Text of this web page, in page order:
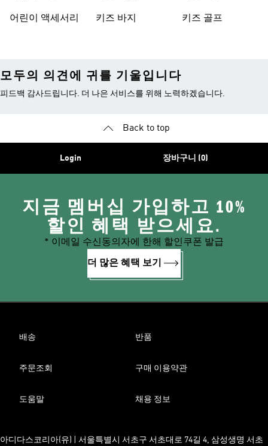
어린이 액세서리 키즈 바지 키즈 골프
모두의 의견에 귀를 기울입니다
피드백 감사드립니다. 더 나은 서비스를 위해 노력하겠습니다.
Back to top
Login 장바구니 (0)
지금 멤버십 가입하고 10%
할인 혜택 받으세요.
* 이메일 수신동의자에 한해 할인쿠폰 발급
더 많은 혜택 보기
배송 반품
주문조회 구매 이용약관
도움말 채용 정보
아디다스코리아(유) | 서울특별시 서초구 서초대로 74길 4, 삼성생명 서초